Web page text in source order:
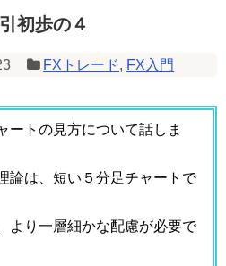
初歩の４
FXトレード, FX入門
ートの見方について話しま
論は、短い５分足チャートで
より一層細かな配慮が必要で